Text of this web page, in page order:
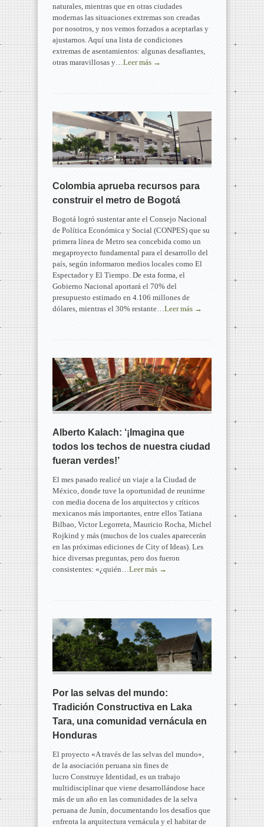
naturales, mientras que en otras ciudades
modernas las situaciones extremas son creadas
por nosotros, y nos vemos forzados a aceptarlas y
ajustarnos. Aquí una lista de condiciones
extremas de asentamientos: algunas desafiantes,
otras maravillosas y… Leer más →
Colombia aprueba recursos para
construir el metro de Bogotá
Bogotá logró sustentar ante el Consejo Nacional
de Política Económica y Social (CONPES) que su
primera línea de Metro sea concebida como un
megaproyecto fundamental para el desarrollo del
país, según informaron medios locales como El
Espectador y El Tiempo. De esta forma, el
Gobierno Nacional aportará el 70% del
presupuesto estimado en 4.106 millones de
dólares, mientras el 30% restante… Leer más →
Alberto Kalach: ‘¡Imagina que
todos los techos de nuestra ciudad
fueran verdes!’
El mes pasado realicé un viaje a la Ciudad de
México, donde tuve la oportunidad de reunirme
con media docena de los arquitectos y críticos
mexicanos más importantes, entre ellos Tatiana
Bilbao, Victor Legorreta, Mauricio Rocha, Michel
Rojkind y más (muchos de los cuales aparecerán
en las próximas ediciones de City of Ideas). Les
hice diversas preguntas, pero dos fueron
consistentes: «¿quién… Leer más →
Por las selvas del mundo:
Tradición Constructiva en Laka
Tara, una comunidad vernácula en
Honduras
El proyecto «A través de las selvas del mundo»,
de la asociación peruana sin fines de
lucro Construye Identidad, es un trabajo
multidisciplinar que viene desarrollándose hace
más de un año en las comunidades de la selva
peruana de Junín, documentando los desafíos que
enfrenta la arquitectura vernácula y el habitar de